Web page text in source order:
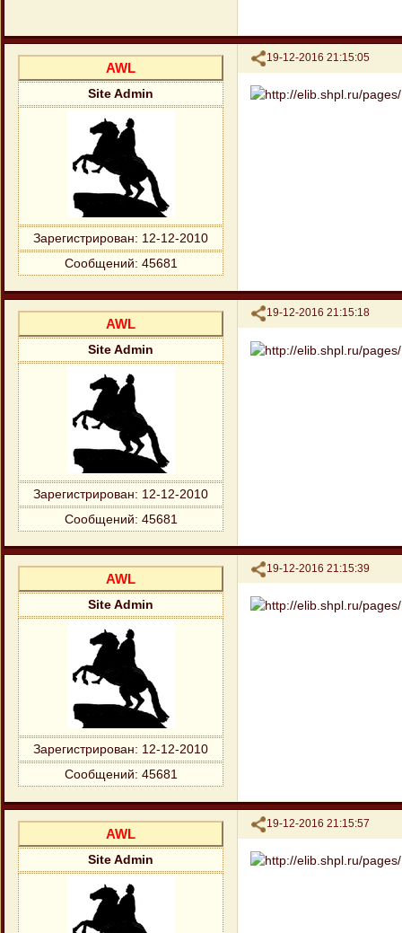
Поделиться
19-12-2016 21:15:05
AWL
Site Admin
Зарегистрирован: 12-12-2010
Сообщений: 45681
Поделиться
19-12-2016 21:15:18
AWL
Site Admin
Зарегистрирован: 12-12-2010
Сообщений: 45681
Поделиться
19-12-2016 21:15:39
AWL
Site Admin
Зарегистрирован: 12-12-2010
Сообщений: 45681
Поделиться
19-12-2016 21:15:57
AWL
Site Admin